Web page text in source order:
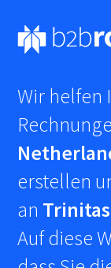
Wir helfen
erstellen
an
Auf diese